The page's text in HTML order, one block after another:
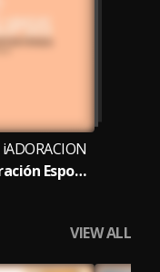
Apocalipsis: Adoración Espontánea
VIEW ALL